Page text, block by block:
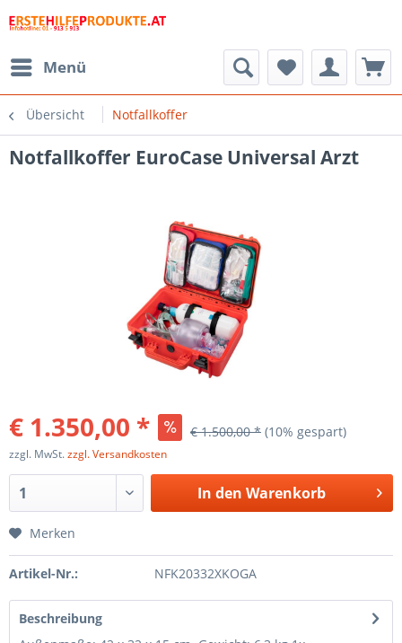
Menü
Übersicht Notfallkoffer
Notfallkoffer EuroCase Universal Arzt
€ 1.350,00 * € 1.500,00 * (10% gespart)
zzgl. MwSt.zzgl. Versandkosten
In den Warenkorb
Merken
Artikel-Nr.: NFK20332XKOGA
Beschreibung